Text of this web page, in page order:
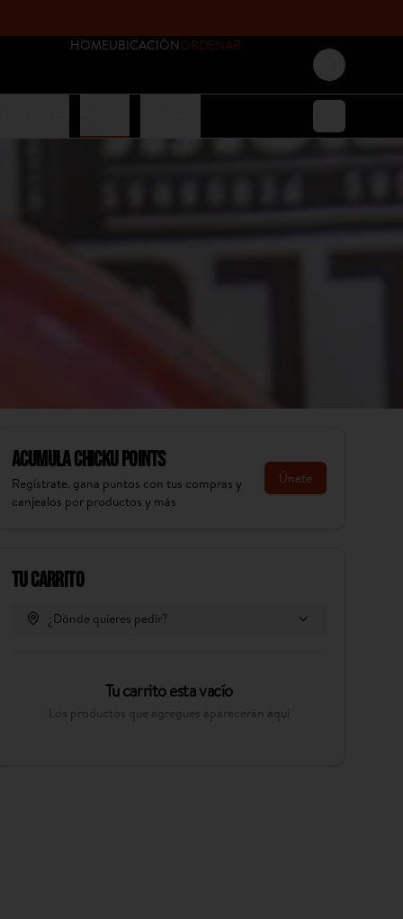
HOMEUBICACIÓNORDENAR
Login
AcumulaChicku Points
Regístrate, gana puntos con tus compras y
canjealos por productos y más
Únete
Tu Carrito
¿Dónde quieres pedir?
Tu carrito esta vacío
Los productos que agregues aparecerán aquí